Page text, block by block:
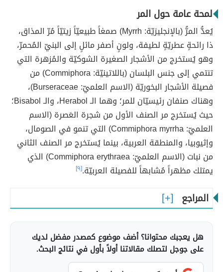
لمحة عامة حول المر
يُعدُّ المرُّ (بالإنجليزيّة: Myrrh) صمغاً طبيعيّاً زيتيّاً مُرّ المذاق،
ذا رائحةٍ عطريّةٍ لطيفة، ولونٍ أصفر مائلٍ إلى البنيّ المُحمرّ،
وهو يُستخرج من الأشجار الصغيرة الشوكيّة والمُزهرة التي
تنتمي إلى جنس البلسان (باللاتينيّة: Commiphora) من
فصيلة الأشجار البخوريّة (الاسم العلميّ: Burseraceae)،
وهناك صنفان رئيسيّان للمر؛ وهما الـ Herabol، والـ Bisabol؛
حيث يُستخرج مر الصنف الأول من شجرة العَصرة (الاسم
العلميّ: Commiphora myrrha) التي تنمو في الصومال،
وإثيوبيا، والمنطقة العربية، بينما يُستخرج مر الصنف الثاني
من نبات (الاسم العلميّ: Commiphora erythraea) الذي
يمتلك مظهراً مُشابهاً للفصيلة العربيّة.[٩]
المراجع
هل يعجبك محتوانا؟ أضف موضوع كمصدر مفضل لديك
على جوجل لتصلك مقالاتنا أولاً بأول في نتائج البحث.